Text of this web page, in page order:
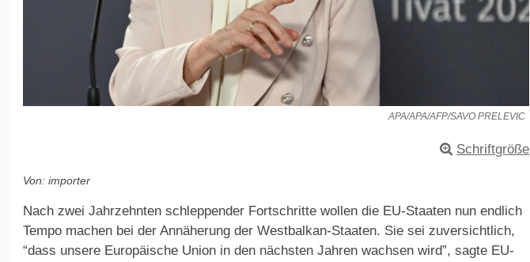
APA/APA/AFP/SAVO PRELEVIC
Schriftgröße
Von: importer
Nach zwei Jahrzehnten schleppender Fortschritte wollen die EU-Staaten nun endlich
Tempo machen bei der Annäherung der Westbalkan-Staaten. Sie sei zuversichtlich,
“dass unsere Europäische Union in den nächsten Jahren wachsen wird”, sagte EU-